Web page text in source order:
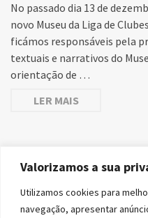
Valorizamos a sua
Utilizamos cookies para
navegação, apresentar
No passado dia 13 de
novo Museu da Liga de
ficámos responsáveis pela
textuais e narrativos do
orientação de …
LER MAIS